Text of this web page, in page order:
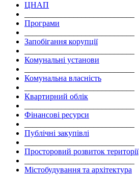
ЦНАП
Програми
Запобігання корупції
Комунальні установи
Комунальна власність
Квартирний облік
Фінансові ресурси
Публічні закупівлі
Просторовий розвиток території
Містобудування та архітектура